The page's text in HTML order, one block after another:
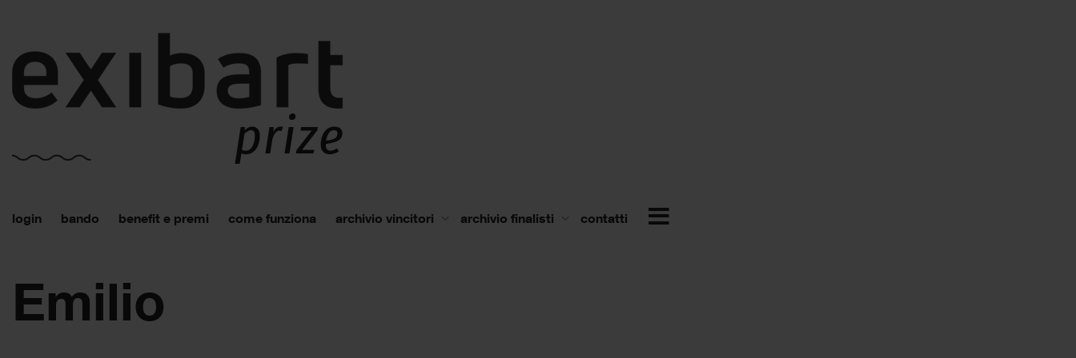
login bando benefit e premi come funziona archivio vincitori archivio finalisti contatti
Emilio